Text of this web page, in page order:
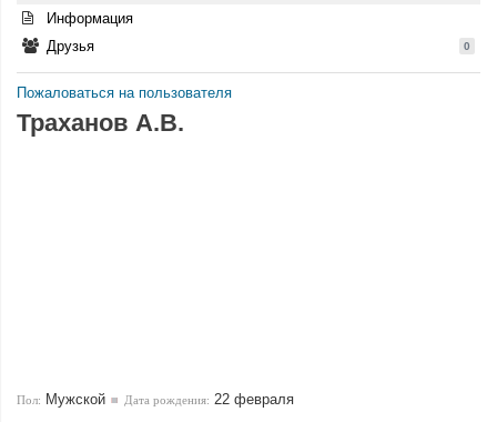
Информация
Друзья
0
Пожаловаться на пользователя
Траханов А.В.
Пол: Мужской Дата рождения: 22 февраля